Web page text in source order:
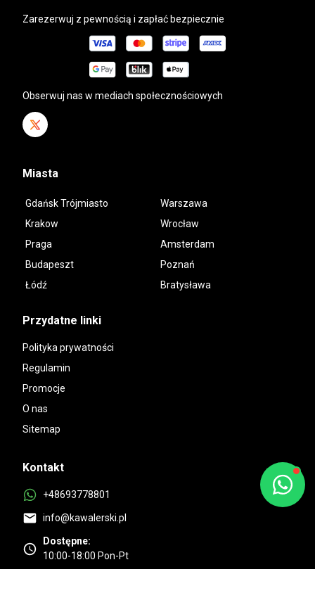
Zarezerwuj z pewnością i zapłać bezpiecznie
Obserwuj nas w mediach społecznościowych
Miasta
Gdańsk Trójmiasto
Warszawa
Krakow
Wrocław
Praga
Amsterdam
Budapeszt
Poznań
Łódź
Bratysława
Przydatne linki
Polityka prywatności
Regulamin
Promocje
O nas
Sitemap
Kontakt
+48693778801
info@kawalerski.pl
Dostępne:
10:00-18:00 Pon-Pt